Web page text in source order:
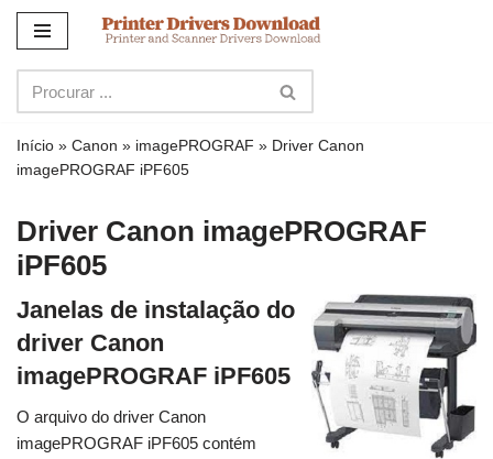
para
o
conteúdo
Início » Canon » imagePROGRAF » Driver Canon
imagePROGRAF iPF605
Driver Canon imagePROGRAF
iPF605
Janelas de instalação do
driver Canon
imagePROGRAF iPF605
O arquivo do driver Canon
imagePROGRAF iPF605 contém